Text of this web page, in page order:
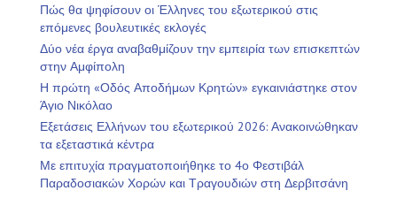
Πώς θα ψηφίσουν οι Έλληνες του εξωτερικού στις
επόμενες βουλευτικές εκλογές
Δύο νέα έργα αναβαθμίζουν την εμπειρία των επισκεπτών
στην Αμφίπολη
Η πρώτη «Οδός Αποδήμων Κρητών» εγκαινιάστηκε στον
Άγιο Νικόλαο
Εξετάσεις Ελλήνων του εξωτερικού 2026: Ανακοινώθηκαν
τα εξεταστικά κέντρα
Με επιτυχία πραγματοποιήθηκε το 4ο Φεστιβάλ
Παραδοσιακών Χορών και Τραγουδιών στη Δερβιτσάνη